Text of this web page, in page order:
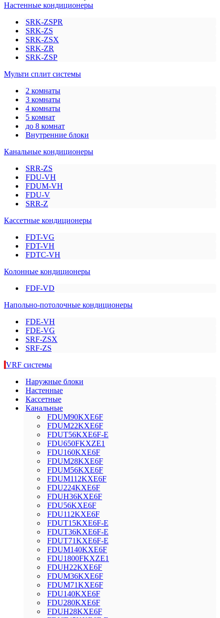
Настенные кондиционеры
SRK-ZSPR
SRK-ZS
SRK-ZSX
SRK-ZR
SRK-ZSP
Мульти сплит системы
2 комнаты
3 комнаты
4 комнаты
5 комнат
до 8 комнат
Внутренние блоки
Канальные кондиционеры
SRR-ZS
FDU-VH
FDUM-VH
FDU-V
SRR-Z
Кассетные кондиционеры
FDT-VG
FDT-VH
FDTC-VH
Колонные кондиционеры
FDF-VD
Напольно-потолочные кондиционеры
FDE-VH
FDE-VG
SRF-ZSX
SRF-ZS
VRF системы
Наружные блоки
Настенные
Кассетные
Канальные
FDUM90KXE6F
FDUM22KXE6F
FDUT56KXE6F-E
FDU650FKXZE1
FDU160KXE6F
FDUM28KXE6F
FDUM56KXE6F
FDUM112KXE6F
FDU224KXE6F
FDUH36KXE6F
FDU56KXE6F
FDU112KXE6F
FDUT15KXE6F-E
FDUT36KXE6F-E
FDUT71KXE6F-E
FDUM140KXE6F
FDU1800FKXZE1
FDUH22KXE6F
FDUM36KXE6F
FDUM71KXE6F
FDU140KXE6F
FDU280KXE6F
FDUH28KXE6F